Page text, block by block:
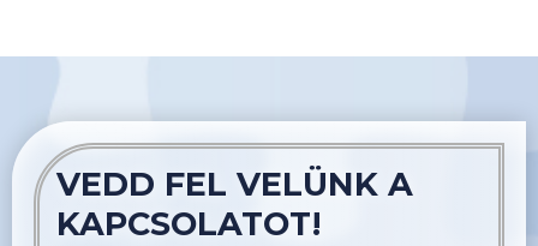
VEDD FEL VELÜNK A
KAPCSOLATOT!